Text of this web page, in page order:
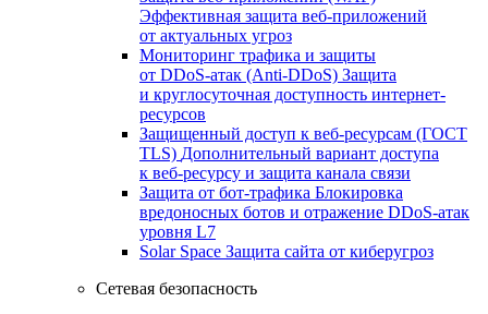
Эффективная защита веб-приложений
от актуальных угроз
Мониторинг трафика и защиты
от DDoS‑атак (Anti‑DDoS) Защита
и круглосуточная доступность интернет-
ресурсов
Защищенный доступ к веб-ресурсам (ГОСТ
TLS) Дополнительный вариант доступа
к веб‑ресурсу и защита канала связи
Защита от бот‑трафика Блокировка
вредоносных ботов и отражение DDoS‑атак
уровня L7
Solar Space Защита сайта от киберугроз
Сетевая безопасность